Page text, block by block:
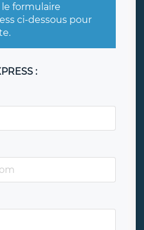
formulaire
ci-dessous pour
: